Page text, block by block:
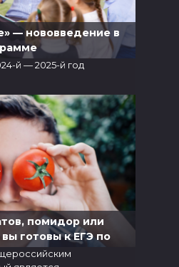
— нововведение в
й — 2025-й год
помидор или
готовы к ЕГЭ по